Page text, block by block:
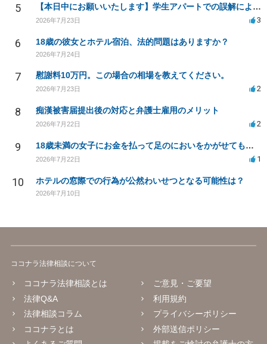
5 【本日中にお願いいたします】学生アパートでの誤解による窃盗疑惑、今後の対応策は？
2026年7月23日 3
6 18歳の彼女とホテル宿泊、法的問題はありますか？
2026年7月24日
7 慰謝料10万円。この場合の相場を教えてください。
2026年7月23日 2
8 痴漢被害届提出後の対応と弁護士雇用のメリット
2026年7月22日 2
9 18歳未満の女子にお金を払って足のにおいをかがせてもらう等の行為は違法ですか
2026年7月22日 1
10 ホテルの窓際での行為が公然わいせつとなる可能性は？
2026年7月10日
ココナラ法律相談について
ココナラ法律相談とは
法律Q&A
法律相談コラム
ココナラとは
ご意見・ご要望
利用規約
プライバシーポリシー
外部送信ポリシー